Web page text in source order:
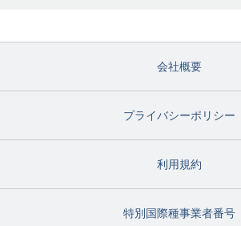
会社概要
プライバシーポリシー
利用規約
特別国際種事業者番号